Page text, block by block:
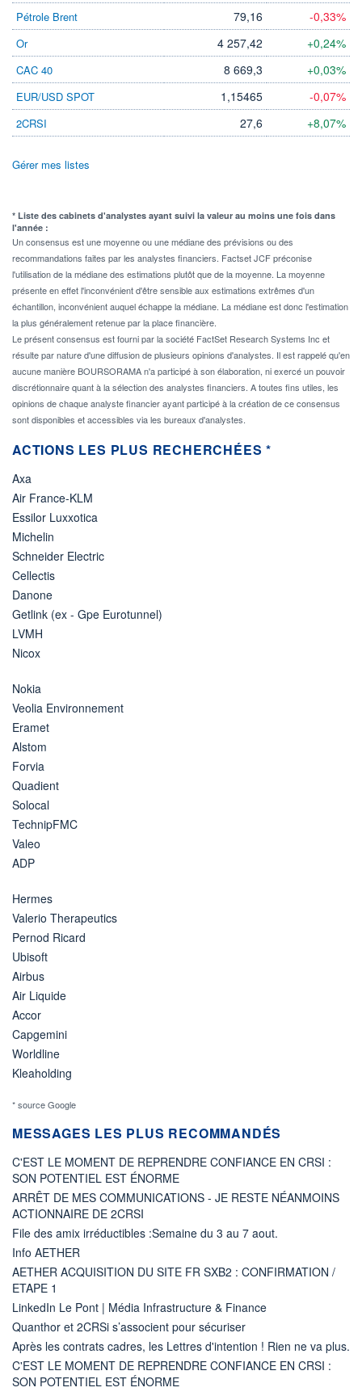
Pétrole Brent 79,16 -0,33%
Or 4 257,42 +0,24%
CAC 40 8 669,3 +0,03%
EUR/USD SPOT 1,15465 -0,07%
2CRSI 27,6 +8,07%
Gérer mes listes
* Liste des cabinets d'analystes ayant suivi la valeur au moins une fois dans
l'année :
Un consensus est une moyenne ou une médiane des prévisions ou des
recommandations faites par les analystes financiers. Factset JCF préconise
l'utilisation de la médiane des estimations plutôt que de la moyenne. La moyenne
présente en effet l'inconvénient d'être sensible aux estimations extrêmes d'un
échantillon, inconvénient auquel échappe la médiane. La médiane est donc l'estimation
la plus généralement retenue par la place financière.
Le présent consensus est fourni par la société FactSet Research Systems Inc et
résulte par nature d'une diffusion de plusieurs opinions d'analystes. Il est rappelé qu'en
aucune manière BOURSORAMA n'a participé à son élaboration, ni exercé un pouvoir
discrétionnaire quant à la sélection des analystes financiers. A toutes fins utiles, les
opinions de chaque analyste financier ayant participé à la création de ce consensus
sont disponibles et accessibles via les bureaux d'analystes.
ACTIONS LES PLUS RECHERCHÉES *
Axa
Air France-KLM
Essilor Luxxotica
Michelin
Schneider Electric
Cellectis
Danone
Getlink (ex - Gpe Eurotunnel)
LVMH
Nicox
Nokia
Veolia Environnement
Eramet
Alstom
Forvia
Quadient
Solocal
TechnipFMC
Valeo
ADP
Hermes
Valerio Therapeutics
Pernod Ricard
Ubisoft
Airbus
Air Liquide
Accor
Capgemini
Worldline
Kleaholding
* source Google
MESSAGES LES PLUS RECOMMANDÉS
C'EST LE MOMENT DE REPRENDRE CONFIANCE EN CRSI :
SON POTENTIEL EST ÉNORME
ARRÊT DE MES COMMUNICATIONS - JE RESTE NÉANMOINS
ACTIONNAIRE DE 2CRSI
File des amix irréductibles :Semaine du 3 au 7 aout.
Info AETHER
AETHER ACQUISITION DU SITE FR SXB2 : CONFIRMATION /
ETAPE 1
LinkedIn Le Pont | Média Infrastructure & Finance
Quanthor et 2CRSi s’associent pour sécuriser
Après les contrats cadres, les Lettres d'intention ! Rien ne va plus.
C'EST LE MOMENT DE REPRENDRE CONFIANCE EN CRSI :
SON POTENTIEL EST ÉNORME